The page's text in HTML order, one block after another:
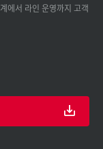
에서 라인 운영까지 고객